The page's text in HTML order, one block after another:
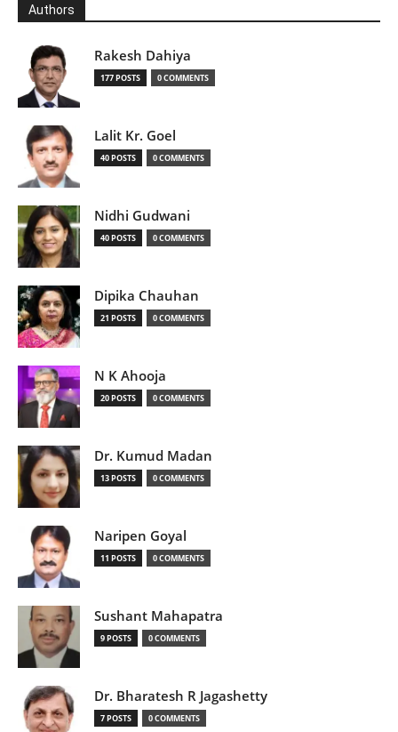
Authors
Rakesh Dahiya
177 POSTS 0 COMMENTS
Lalit Kr. Goel
40 POSTS 0 COMMENTS
Nidhi Gudwani
40 POSTS 0 COMMENTS
Dipika Chauhan
21 POSTS 0 COMMENTS
N K Ahooja
20 POSTS 0 COMMENTS
Dr. Kumud Madan
13 POSTS 0 COMMENTS
Naripen Goyal
11 POSTS 0 COMMENTS
Sushant Mahapatra
9 POSTS 0 COMMENTS
Dr. Bharatesh R Jagashetty
7 POSTS 0 COMMENTS